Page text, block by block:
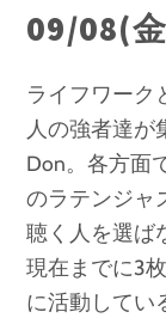
09/08(金
ライフワーク
人の強者達が
Don。各方面
のラテンジャ
聴く人を選ば
現在までに3
に活動してい